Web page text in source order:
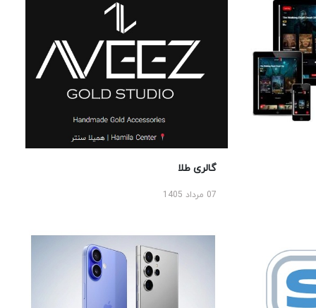
گالری طلا
07 مرداد 1405